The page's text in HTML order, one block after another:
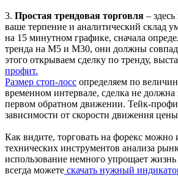
3. Простая трендовая торговля –
ваше терпение и аналитический склад
на 15 минутном графике, сначала
тренда на М5 и М30, они должны
этого открываем сделку по тренду,
профит.
Размер стоп-лосс определяем по
временном интервале, сделка не должна
первом обратном движении. Тейк-
зависимости от скорости движения
Как видите, торговать на форекс можно
технических инструментов анализа
использование немного упрощает
всегда можете скачать нужный